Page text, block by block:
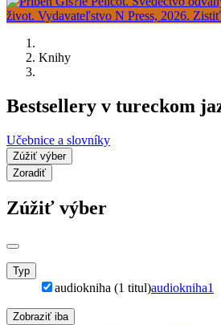
Knihy
Bestsellery v tureckom
Učebnice a slovníky
Zúžiť výber
Zoradiť
Zúžiť výber
Typ
audiokniha (1 titul)audiokniha1
Zobraziť iba